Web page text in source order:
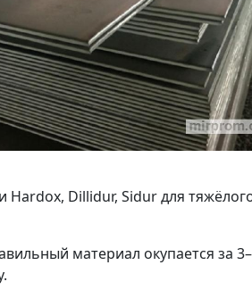
Hardox, Dillidur, Sidur для
материал окупается за